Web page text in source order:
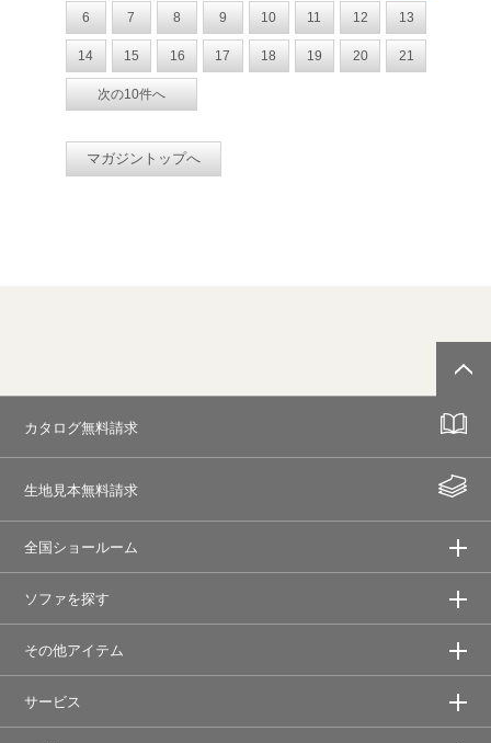
6 7 8 9 10 11 12 13
14 15 16 17 18 19 20 21
次の10件へ
マガジントップへ
カタログ無料請求
生地見本無料請求
全国ショールーム
ソファを探す
その他アイテム
サービス